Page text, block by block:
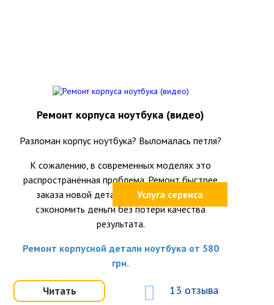
Услуга сервиса
Ремонт корпуса ноутбука (видео)
Разломан корпус ноутбука? Выломалась петля?
К сожалению, в современных моделях это
распространённая проблема. Ремонт быстрее
заказа новой детали и часто позволяет
сэкономить деньги без потери качества
результата.
Ремонт корпусной детали ноутбука от 580
грн.
Читать 13 отзыва